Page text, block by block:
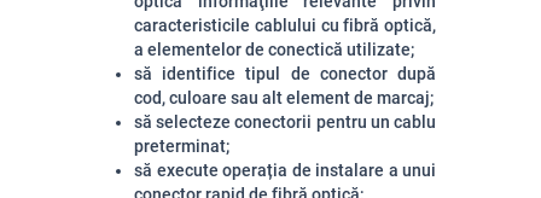
caracteristicile cablului cu fibră optică,
a elementelor de conectică utilizate;
să identifice tipul de conector după
cod, culoare sau alt element de marcaj;
să selecteze conectorii pentru un cablu
preterminat;
să execute operația de instalare a unui